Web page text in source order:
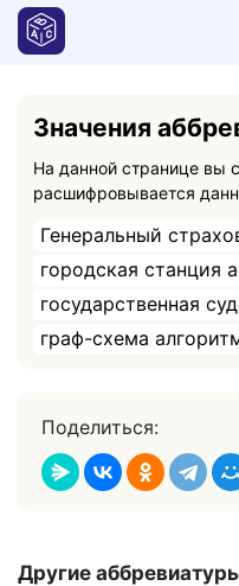
Значения
На данной странице вы
Генеральный
городская станция
государственная
граф-схема
Поделиться:
Другие